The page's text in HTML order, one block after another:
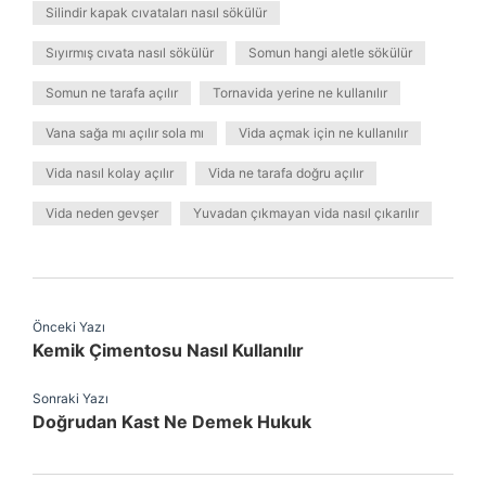
Silindir kapak cıvataları nasıl sökülür
Sıyırmış cıvata nasıl sökülür Somun hangi aletle sökülür
Somun ne tarafa açılır Tornavida yerine ne kullanılır
Vana sağa mı açılır sola mı Vida açmak için ne kullanılır
Vida nasıl kolay açılır Vida ne tarafa doğru açılır
Vida neden gevşer Yuvadan çıkmayan vida nasıl çıkarılır
Önceki Yazı
Kemik Çimentosu Nasıl Kullanılır
Sonraki Yazı
Doğrudan Kast Ne Demek Hukuk